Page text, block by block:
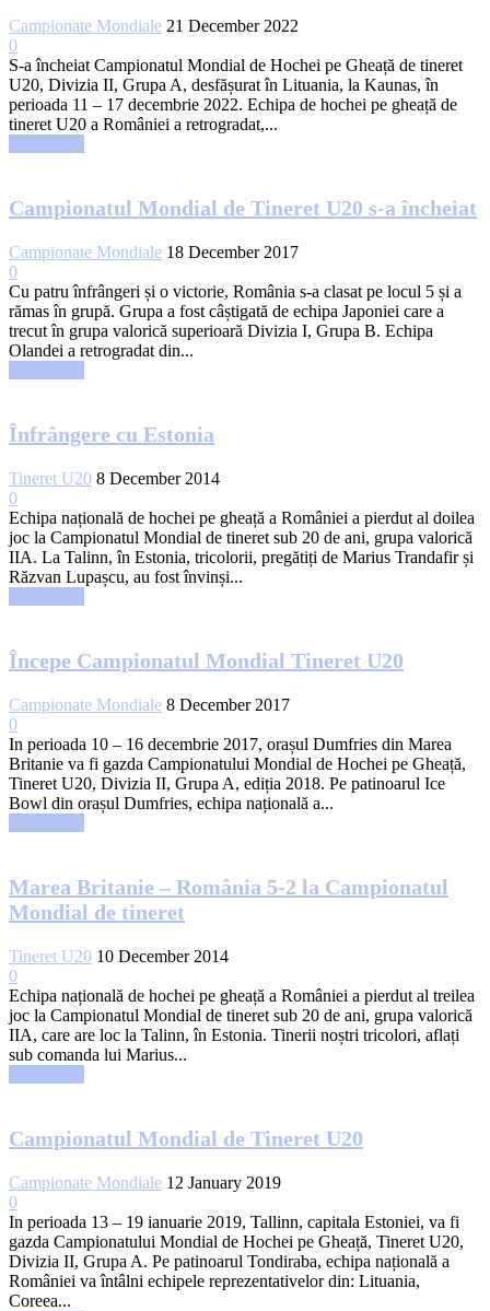
Campionate Mondiale 21 December 2022
0
S-a încheiat Campionatul Mondial de Hochei pe Gheață de tineret
U20, Divizia II, Grupa A, desfășurat în Lituania, la Kaunas, în
perioada 11 – 17 decembrie 2022. Echipa de hochei pe gheață de
tineret U20 a României a retrogradat,...
Campionatul Mondial de Tineret U20 s-a încheiat
Campionate Mondiale 18 December 2017
0
Cu patru înfrângeri și o victorie, România s-a clasat pe locul 5 și a
rămas în grupă. Grupa a fost câștigată de echipa Japoniei care a
trecut în grupa valorică superioară Divizia I, Grupa B. Echipa
Olandei a retrogradat din...
Înfrângere cu Estonia
Tineret U20 8 December 2014
0
Echipa națională de hochei pe gheață a României a pierdut al doilea
joc la Campionatul Mondial de tineret sub 20 de ani, grupa valorică
IIA. La Talinn, în Estonia, tricolorii, pregătiți de Marius Trandafir și
Răzvan Lupașcu, au fost învinși...
Începe Campionatul Mondial Tineret U20
Campionate Mondiale 8 December 2017
0
In perioada 10 – 16 decembrie 2017, orașul Dumfries din Marea
Britanie va fi gazda Campionatului Mondial de Hochei pe Gheață,
Tineret U20, Divizia II, Grupa A, ediția 2018. Pe patinoarul Ice
Bowl din orașul Dumfries, echipa națională a...
Marea Britanie – România 5-2 la Campionatul
Mondial de tineret
Tineret U20 10 December 2014
0
Echipa națională de hochei pe gheață a României a pierdut al treilea
joc la Campionatul Mondial de tineret sub 20 de ani, grupa valorică
IIA, care are loc la Talinn, în Estonia. Tinerii noștri tricolori, aflați
sub comanda lui Marius...
Campionatul Mondial de Tineret U20
Campionate Mondiale 12 January 2019
0
In perioada 13 – 19 ianuarie 2019, Tallinn, capitala Estoniei, va fi
gazda Campionatului Mondial de Hochei pe Gheață, Tineret U20,
Divizia II, Grupa A. Pe patinoarul Tondiraba, echipa națională a
României va întâlni echipele reprezentativelor din: Lituania,
Coreea...